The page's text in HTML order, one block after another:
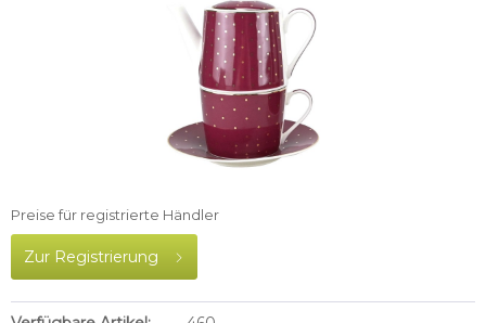
Preise für registrierte Händler
Zur Registrierung